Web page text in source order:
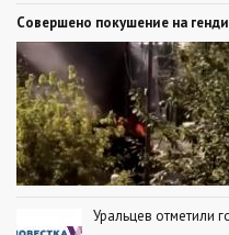
Совершено покушение на
Уральцев отметили